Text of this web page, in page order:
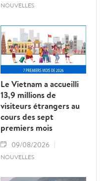
NOUVELLES
Le Vietnam a accueilli
13,9 millions de
visiteurs étrangers au
cours des sept
premiers mois
09/08/2026
NOUVELLES